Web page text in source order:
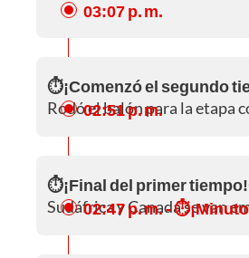
03:07 p. m.
⏱️¡Comenzó el segundo
Rodó el balón para la etapa
02:51 p. m.
⏱️¡Final del primer
Sudáfrica y Canadá se van
02:47 p. m.-